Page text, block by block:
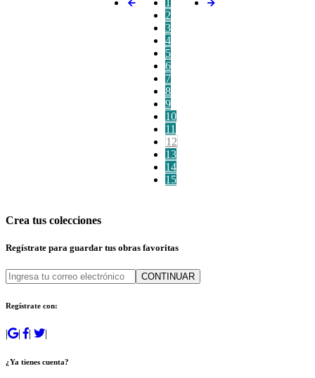
1
2
3
4
5
6
7
8
9
10
11
12
13
14
15
Crea tus colecciones
Regístrate para guardar tus obras favoritas
CONTINUAR
Regístrate con:
| | | |
¿Ya tienes cuenta?